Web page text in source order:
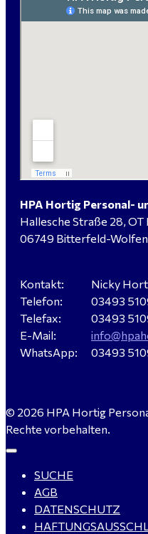
Planung /
Verkäufer /
für Dessau-Roßlau
Servicemeister Kfz (m/
WIG-Schweißer /
Rohrleitungsbau -
gesucht für Halle
Buchhalter (m/w/d) für
25
HPA Hortig Personal-
Hallesche Straße 28,
06749 Bitterfeld-Wolfen
Kontakt:
Telefon:
Telefax:
E-Mail:
WhatsApp:
Nicky
03493
03493
03493
© 2026 HPA Hortig
Rechte vorbehalten.
SUCHE
AGB
DATENSCHUTZ